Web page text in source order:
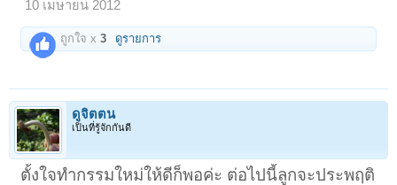
10 เมษายน 2012
ถูกใจ x3 ดูรายการ
ดูจิตตน
เป็นที่รู้จักกันดี
ตั้งใจทำกรรมใหม่ให้ดีก็พอค่ะ ต่อไปนี้ลูกจะประพฤติ